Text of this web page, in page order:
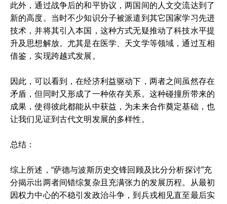
此外，通过战争后的和平协议，两国间的人文交流达到了
新的高度。当时不少知识分子被派遣到其它国家学习先进
技术，并将其引入本国，这种方式无疑推动了科技水平提
升及思想解放。尤其是在医学、天文学等领域，通过互相
借鉴，实现跨越式发展。
因此，可以看到，在经济利益驱动下，两者之间虽然存在
矛盾，但同时又形成了一种依存关系。这种碰撞所带来的
成果，使得彼此都能从中获益，为未来合作奠定基础，也
让我们见证到古代文明发展的多样性。
总结：
综上所述，“萨德与波斯历史交锋回顾及比分分析探讨”充
分揭示出两者间错综复杂且充满张力的发展历程。从最初
因权力中心的不稳引发政治斗争，到兵戎相见直至最后实